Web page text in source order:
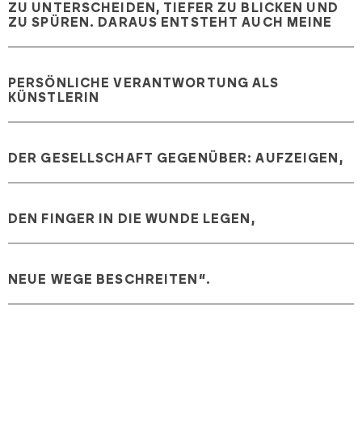
ZU UNTERSCHEIDEN, TIEFER ZU BLICKEN UND
ZU SPÜREN. DARAUS ENTSTEHT AUCH MEINE
PERSÖNLICHE VERANTWORTUNG ALS
KÜNSTLERIN
DER GESELLSCHAFT GEGENÜBER: AUFZEIGEN,
DEN FINGER IN DIE WUNDE LEGEN,
NEUE WEGE BESCHREITEN“.